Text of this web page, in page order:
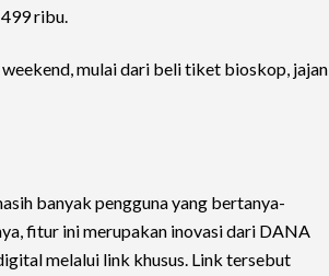
ribu.
mulai dari beli tiket bioskop, jajan
banyak pengguna yang bertanya-
fitur ini merupakan inovasi dari DANA
melalui link khusus. Link tersebut